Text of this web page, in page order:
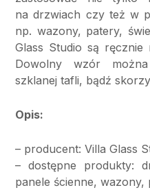
na drzwiach czy też w
np. wazony, patery,
Glass Studio są ręcznie
Dowolny wzór
szklanej tafli, bądź
Opis:
– producent: Villa Glass
– dostępne produkty:
panele ścienne, wazony,